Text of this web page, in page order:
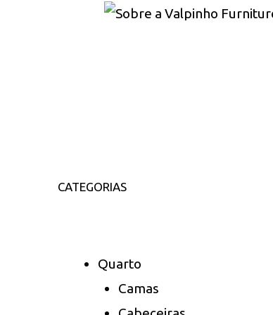
CATEGORIAS
Quarto
Camas